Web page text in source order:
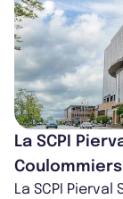
La SCPI
Coulommiers
La SCPI